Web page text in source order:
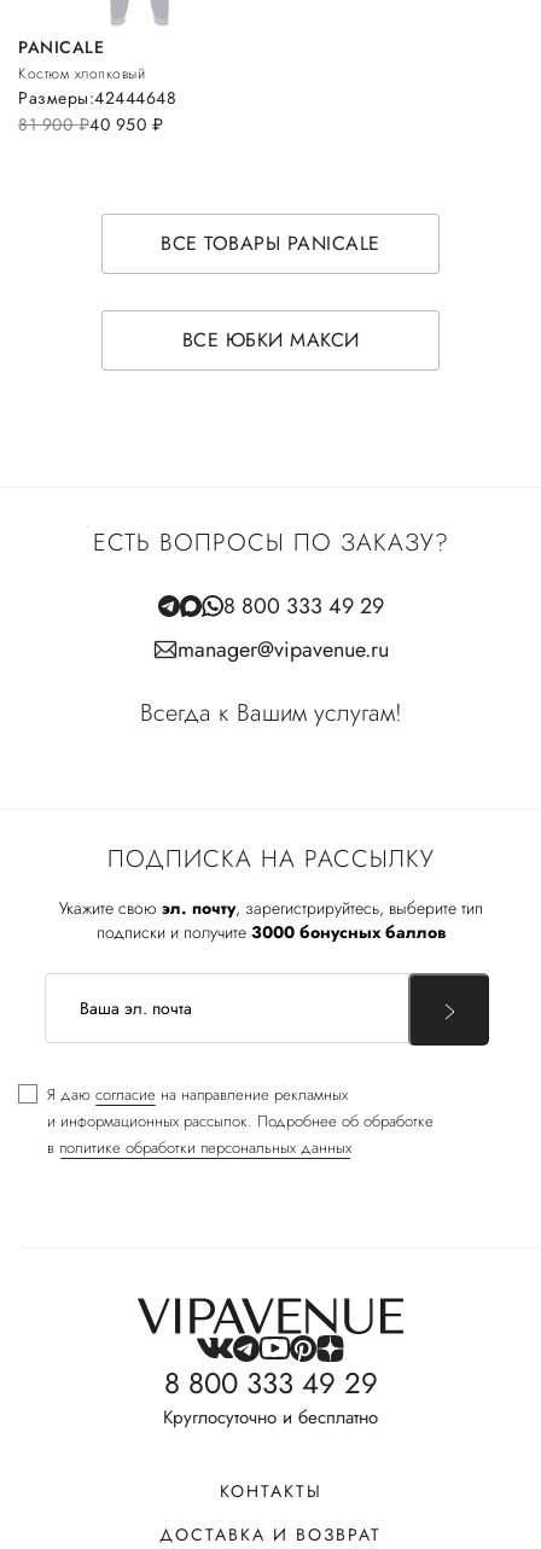
PANICALE
Костюм хлопковый
81 900руб.40 950 руб.
Размеры:42444648
ВСЕ ТОВАРЫ PANICALE
ВСЕ ЮБКИ МАКСИ
ПОДПИСКА НА РАССЫЛКУ
Укажите свою эл. почту, зарегистрируйтесь, выберите тип
подписки и получите 3000 бонусных баллов
Я даю согласие на направление рекламных
и информационных рассылок. Подробнее об обработке
в политике обработки персональных данных
ЕСТЬ ВОПРОСЫ ПО ЗАКАЗУ?
8 800 333 49 29
manager@vipavenue.ru
Всегда к Вашим услугам!
8 800 333 49 29
Круглосуточно и бесплатно
КОНТАКТЫ
ДОСТАВКА И ВОЗВРАТ